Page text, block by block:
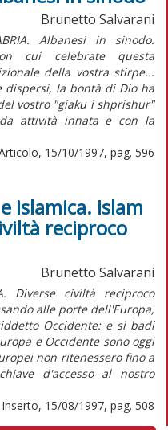
Brunetto Salvarani
Albanesi in sinodo.
cui celebrate questa
della vostra stirpe...
dispersi, la bontà di Dio ha
vostro "giaku i shprishur"
attività innata e con la
15/10/1997, pag. 596
islamica. Islam
reciproco
Brunetto Salvarani
Diverse civiltà reciproco
alle porte dell'Europa,
Occidente: e si badi
e Occidente sono oggi
non ritenessero fino a
d'accesso al nostro
15/08/1997, pag. 508